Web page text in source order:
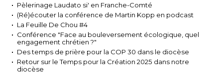
Pèlerinage Laudato si' en Franche-Comté
(Ré)écouter la conférence de Martin Kopp en podcast
La Feuille De Chou #4
Conférence "Face au bouleversement écologique, quel
engagement chrétien ?"
Des temps de prière pour la COP 30 dans le diocèse
Retour sur le Temps pour la Création 2025 dans notre
diocèse